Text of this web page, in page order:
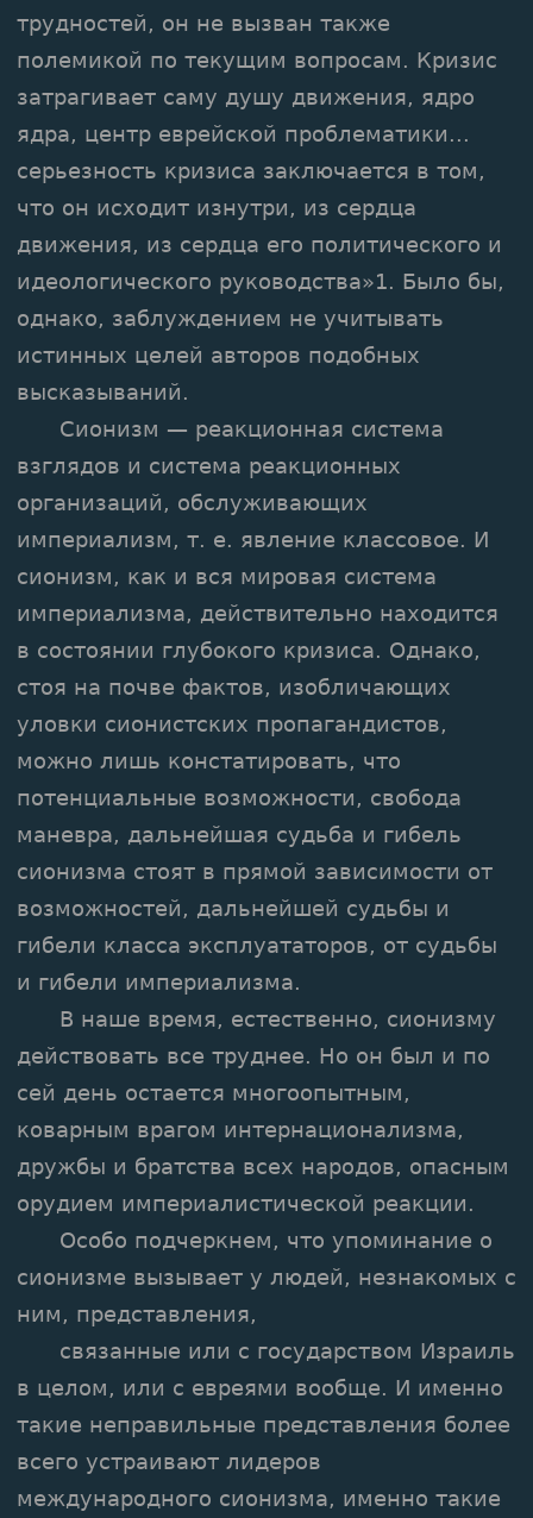
трудностей, он не вызван также
полемикой по текущим вопросам. Кризис
затрагивает саму душу движения, ядро
ядра, центр еврейской проблематики...
серьезность кризиса заключается в том,
что он исходит изнутри, из сердца
движения, из сердца его политического и
идеологического руководства»1. Было бы,
однако, заблуждением не учитывать
истинных целей авторов подобных
высказываний.
Сионизм — реакционная система
взглядов и система реакционных
организаций, обслуживающих
империализм, т. е. явление классовое. И
сионизм, как и вся мировая система
империализма, действительно находится
в состоянии глубокого кризиса. Однако,
стоя на почве фактов, изобличающих
уловки сионистских пропагандистов,
можно лишь констатировать, что
потенциальные возможности, свобода
маневра, дальнейшая судьба и гибель
сионизма стоят в прямой зависимости от
возможностей, дальнейшей судьбы и
гибели класса эксплуататоров, от судьбы
и гибели империализма.
В наше время, естественно, сионизму
действовать все труднее. Но он был и по
сей день остается многоопытным,
коварным врагом интернационализма,
дружбы и братства всех народов, опасным
орудием империалистической реакции.
Особо подчеркнем, что упоминание о
сионизме вызывает у людей, незнакомых с
ним, представления,
связанные или с государством Израиль
в целом, или с евреями вообще. И именно
такие неправильные представления более
всего устраивают лидеров
международного сионизма, именно такие